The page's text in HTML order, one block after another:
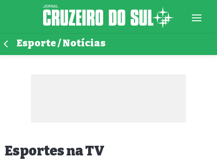
Esporte / Notícias
Esportes na TV